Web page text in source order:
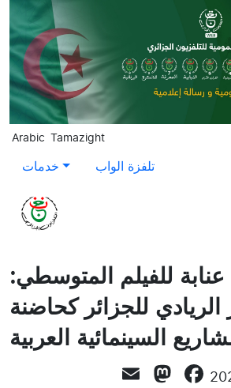
Skip to main content
Arabic Tamazight
خدمات تلفزة الواب
للفيلم المتوسطي:
الريادي للجزائر كحاضنة
السينمائية العربية
Facebook
Mastodon